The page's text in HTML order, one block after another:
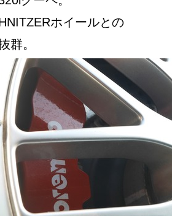
ホイールとの
群。